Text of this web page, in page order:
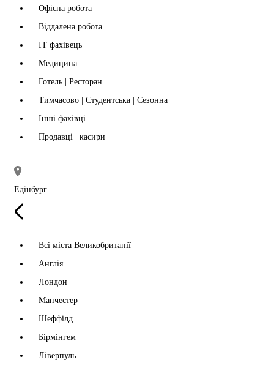
Офісна робота
Віддалена робота
IT фахівець
Медицина
Готель | Ресторан
Тимчасово | Студентська | Сезонна
Інші фахівці
Продавці | касири
Едінбург
Всі міста Великобританії
Англія
Лондон
Манчестер
Шеффілд
Бірмінгем
Ліверпуль